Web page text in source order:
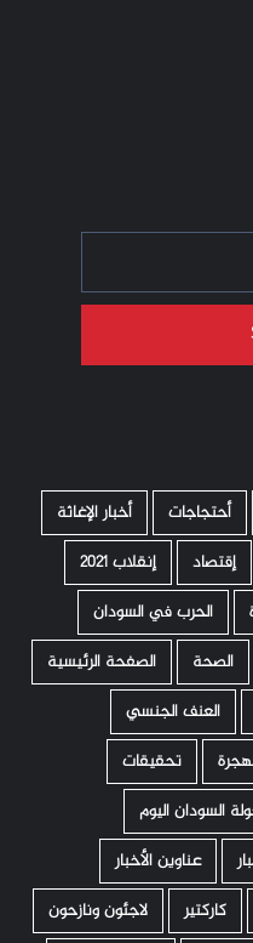
أحتجاجات
أخبار الإغاثة
إقتصاد
إنقلاب 2021
الحرب في السودان
الصحة
الصفحة الرئيسية
العنف الجنسي
تحقيقات
السودان اليوم
عناوين الأخبار
كاركتير لاجئون ونازحون